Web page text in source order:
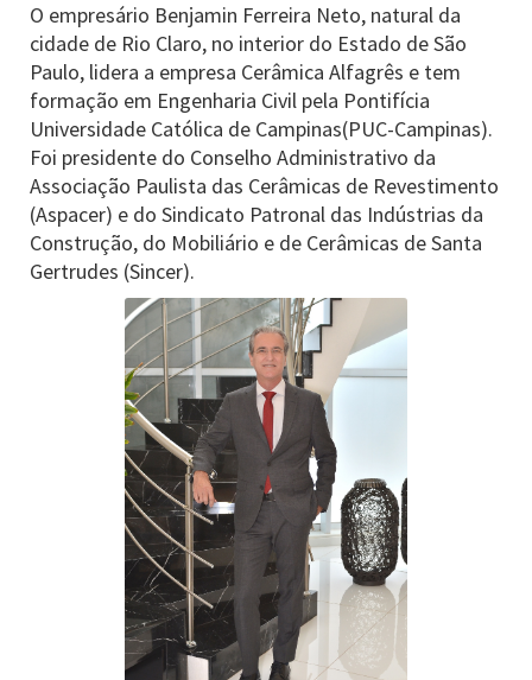
O empresário Benjamin Ferreira Neto, natural da
cidade de Rio Claro, no interior do Estado de São
Paulo, lidera a empresa Cerâmica Alfagrês e tem
formação em Engenharia Civil pela Pontifícia
Universidade Católica de Campinas(PUC-Campinas).
Foi presidente do Conselho Administrativo da
Associação Paulista das Cerâmicas de Revestimento
(Aspacer) e do Sindicato Patronal das Indústrias da
Construção, do Mobiliário e de Cerâmicas de Santa
Gertrudes (Sincer).